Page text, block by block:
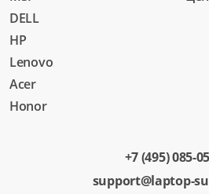
DELL
HP
Lenovo
Acer
Honor
+7 (495) 085-
support@laptop-